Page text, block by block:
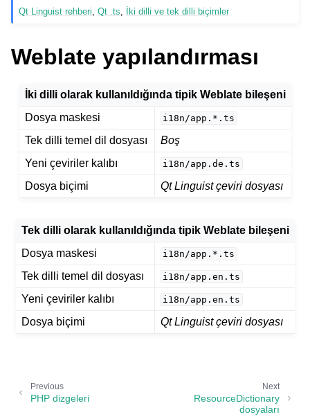
navigation of Desteklenen dosya biçimleri
Qt Linguist rehberi ,Qt .ts İki dilli ve tek dilli biçimler
Weblate yapılandırması
İki dilli olarak kullanıldığında tipik Weblate bileşeni
Dosya maskesi
i18n/app.*.ts
Tek dilli temel dil dosyası
Boş
Yeni çeviriler kalıbı
i18n/app.de.ts
Dosya biçimi Qt Linguist çeviri dosyası
Tek dilli olarak kullanıldığında tipik Weblate bileşeni
Dosya maskesi
i18n/app.*.ts
Tek dilli temel dil dosyası i18n/app.en.ts
Yeni çeviriler kalıbı i18n/app.en.ts
Dosya biçimi Qt Linguist çeviri dosyası
Next
ResourceDictionary
dosyaları
Previous
PHP dizgeleri